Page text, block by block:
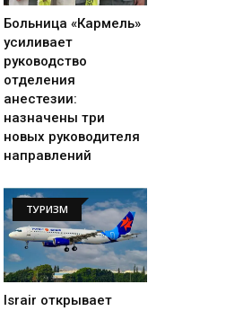
Больница «Кармель»
усиливает
руководство
отделения
анестезии:
назначены три
новых руководителя
направлений
ТУРИЗМ
Israir открывает